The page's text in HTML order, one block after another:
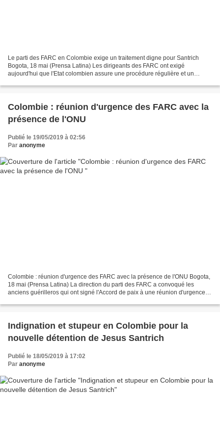
Le parti des FARC en Colombie exige un traitement digne pour Santrich
Bogota, 18 mai (Prensa Latina) Les dirigeants des FARC ont exigé
aujourd'hui que l'Etat colombien assure une procédure régulière et un
Colombie : réunion d'urgence des FARC avec la
présence de l'ONU
Publié le 19/05/2019 à 02:56
Par anonyme
Colombie : réunion d'urgence des FARC avec la présence de l'ONU Bogota,
18 mai (Prensa Latina) La direction du parti des FARC a convoqué les
anciens guérilleros qui ont signé l'Accord de paix à une réunion d'urgence
Indignation et stupeur en Colombie pour la
nouvelle détention de Jesus Santrich
Publié le 18/05/2019 à 17:02
Par anonyme